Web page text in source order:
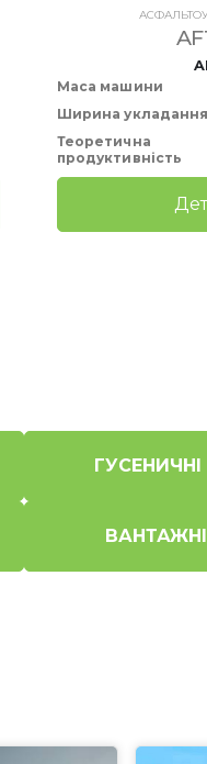
Маса машини
Ширина укладання
Теоретична
продуктивність